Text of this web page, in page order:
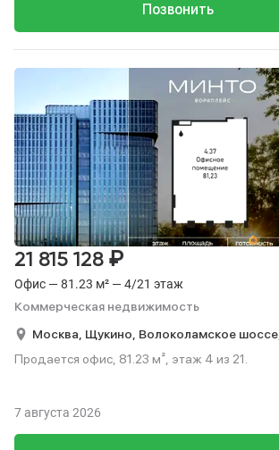
Позвонить
Офис — 81.23 м² — 4/21 этаж
Коммерческая недвижимость
21 815 128 ₽
Москва, Щукино, Волоколамское шоссе,
Продается офис, 81.23 м², этаж 4 из 21.
7 августа 2026